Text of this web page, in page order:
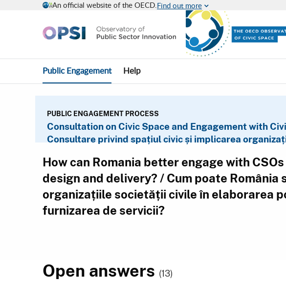
Civic Engagement Platform
An official website of the OECD.Find out more
You are in
Public Engagement Help
PUBLIC ENGAGEMENT PROCESS
Consultation on Civic Space and Engagement with
Consultare privind spațiul civic și implicarea
How can Romania better engage with
design and delivery? / Cum poate România
organizațiile societății civile în elaborarea
furnizarea de servicii?
Open answers (13)